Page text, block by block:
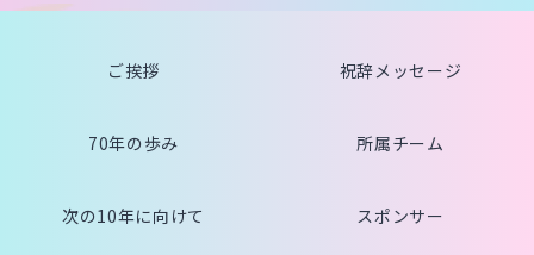
ご挨拶 祝辞メッセージ
70年の歩み 所属チーム
次の10年に向けて スポンサー